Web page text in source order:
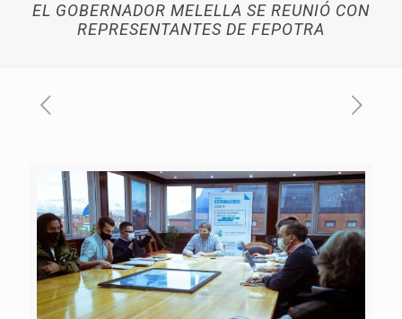
EL GOBERNADOR MELELLA SE REUNIÓ CON
REPRESENTANTES DE FEPOTRA